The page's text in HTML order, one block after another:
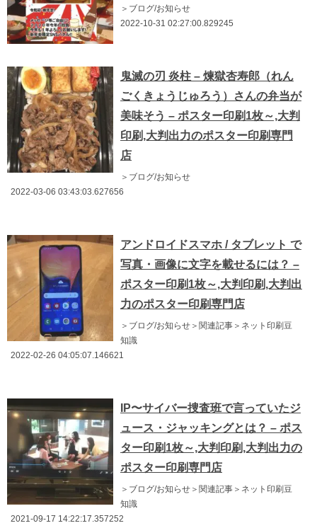
＞ブログ/お知らせ
2022-10-31 02:27:00.829245
鬼滅の刃 炎柱 – 煉獄杏寿郎（れん
ごくきょうじゅろう）さんの弁当が
美味そう – ポスター印刷1枚～,大判
印刷,大判出力のポスター印刷専門
店
＞ブログ/お知らせ
2022-03-06 03:43:03.627656
アンドロイドスマホ / タブレット で
写真・画像に文字を載せるには？ –
ポスター印刷1枚～,大判印刷,大判出
力のポスター印刷専門店
＞ブログ/お知らせ＞関連記事＞ネット印刷豆
知識
2022-02-26 04:05:07.146621
IP〜サイバー捜査班で言っていたジ
ュース・ジャッキングとは？ – ポス
ター印刷1枚～,大判印刷,大判出力の
ポスター印刷専門店
＞ブログ/お知らせ＞関連記事＞ネット印刷豆
知識
2021-09-17 14:22:17.357252